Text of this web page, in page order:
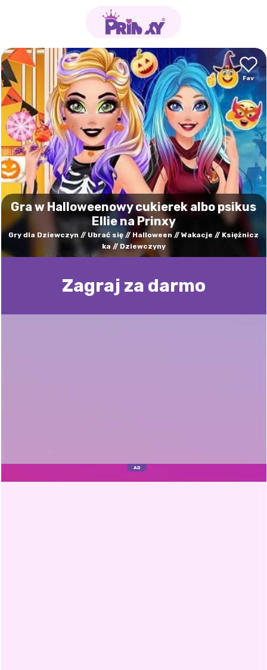
Gra w Halloweenowy cukierek albo psikus
Ellie na Prinxy
Gry dla Dziewczyn Ubrać się Halloween Wakacje
Księżnicz
ka
Dziewczyny
Zagraj za darmo